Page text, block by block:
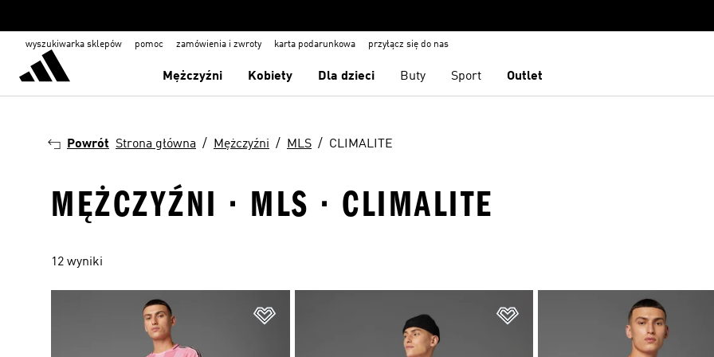
wyszukiwarka sklepów pomoc zamówienia i zwroty karta podarunkowa przyłącz się do nas
Mężczyźni Kobiety Dla dzieci Buty Sport Outlet
Powrót Strona główna Mężczyźni MLS CLIMALITE
MĘŻCZYŹNI · MLS · CLIMALITE
12 wyniki
Dodaj do listy życzeń